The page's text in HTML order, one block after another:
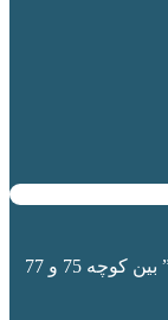
” بین کوچه 75 و 77